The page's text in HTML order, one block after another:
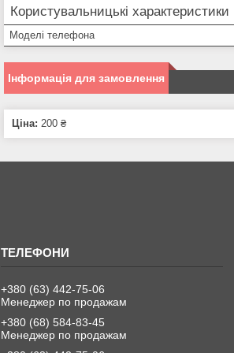
Користувальницькі характеристики
Моделі телефона
Інформація для замовлення
Ціна: 200 ₴
+380 (63) 442-75-06
Менеджер по продажам
+380 (68) 584-83-45
Менеджер по продажам